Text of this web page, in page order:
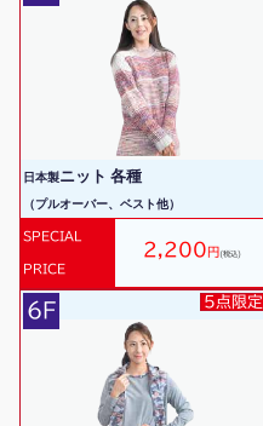
日本製ニット 各種
（プルオーバー、ベスト他）
SPECIAL
PRICE
2,200 円 (税込)
6F 5点限定